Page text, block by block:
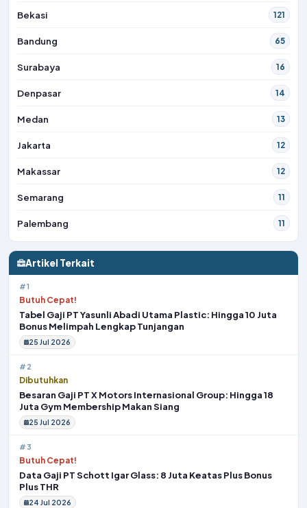
Bekasi 121
Bandung 65
Surabaya 16
Denpasar 14
Medan 13
Jakarta 12
Makassar 12
Semarang 11
Palembang 11
Artikel Terkait
#1
Butuh Cepat!
Tabel Gaji PT Yasunli Abadi Utama Plastic: Hingga 10 Juta
Bonus Melimpah Lengkap Tunjangan
25 Jul 2026
#2
Dibutuhkan
Besaran Gaji PT X Motors Internasional Group: Hingga 18
Juta Gym Membership Makan Siang
25 Jul 2026
#3
Butuh Cepat!
Data Gaji PT Schott Igar Glass: 8 Juta Keatas Plus Bonus
Plus THR
24 Jul 2026